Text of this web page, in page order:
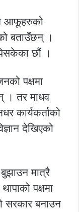
आफूहरुको
बताउँछन् ।
छौं ।
पक्षमा
। तर माधव
कार्यकर्ताको
देखिएको
बुझाउन मात्रै
पक्षमा
सरकार बनाउन